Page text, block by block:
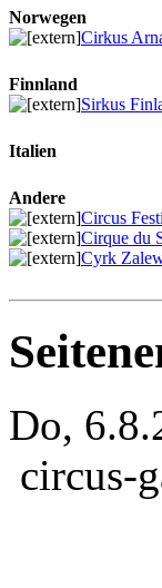
Norwegen
Cirkus
Finnland
Sirkus
Italien
Andere
Circus
Cirque du
Cyrk
Do,
circus-